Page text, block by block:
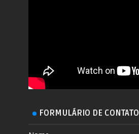
FORMULÁRIO DE CONTATO